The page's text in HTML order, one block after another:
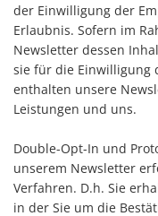
der Einwilligung der
Erlaubnis. Sofern im
Newsletter dessen
sie für die Einwilligung
enthalten unsere
Leistungen und uns.
Double-Opt-In und
unserem Newsletter
Verfahren. D.h. Sie
in der Sie um die